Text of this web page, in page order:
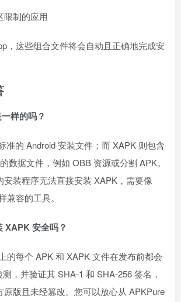
限制的应用
，这些组合文件将会自动且正确地完成安
样的吗？
准的 Android 安装文件；而 XAPK 则包含
数据文件，例如 OBB 资源或分割 APK。
安装程序无法直接安装 XAPK，需要像
兼容的工具。
XAPK 安全吗？
的每个 APK 和 XAPK 文件在发布前都会
，并验证其 SHA-1 和 SHA-256 签名，
原版且未经篡改。您可以放心从 APKPure